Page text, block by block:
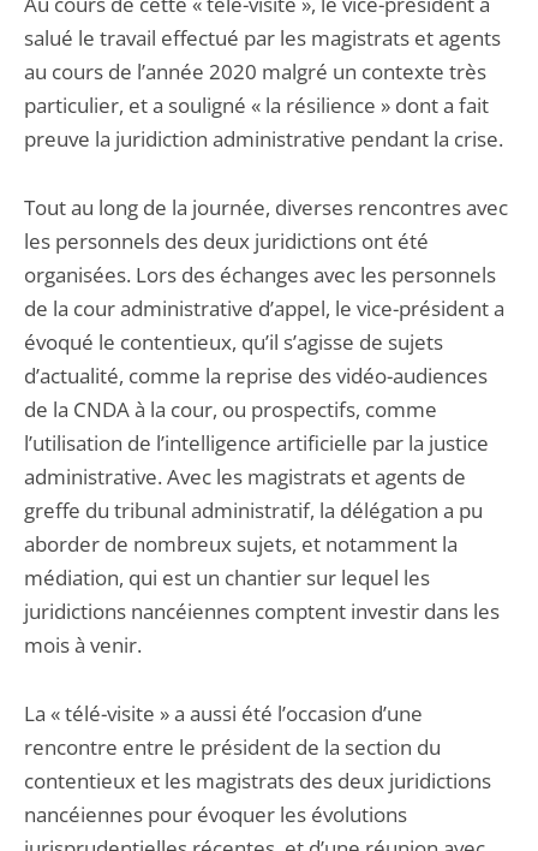
salué le travail effectué par les magistrats et agents
au cours de l’année 2020 malgré un contexte très
particulier, et a souligné « la résilience » dont a fait
preuve la juridiction administrative pendant la crise.
Tout au long de la journée, diverses rencontres avec
les personnels des deux juridictions ont été
organisées. Lors des échanges avec les personnels
de la cour administrative d’appel, le vice-président a
évoqué le contentieux, qu’il s’agisse de sujets
d’actualité, comme la reprise des vidéo-audiences
de la CNDA à la cour, ou prospectifs, comme
l’utilisation de l’intelligence artificielle par la justice
administrative. Avec les magistrats et agents de
greffe du tribunal administratif, la délégation a pu
aborder de nombreux sujets, et notamment la
médiation, qui est un chantier sur lequel les
juridictions nancéiennes comptent investir dans les
mois à venir.
La « télé-visite » a aussi été l’occasion d’une
rencontre entre le président de la section du
contentieux et les magistrats des deux juridictions
nancéiennes pour évoquer les évolutions